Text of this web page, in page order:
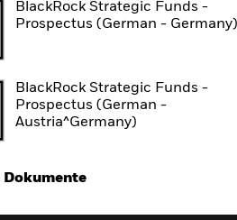
BlackRock Strategic Funds -
Prospectus (German - Germany)
BlackRock Strategic Funds -
Prospectus (German -
Austria^Germany)
Dokumente